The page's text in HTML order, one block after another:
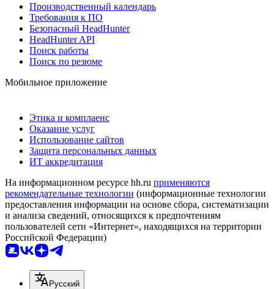
Производственный календарь
Требования к ПО
Безопасный HeadHunter
HeadHunter API
Поиск работы
Поиск по резюме
Мобильное приложение
Этика и комплаенс
Оказание услуг
Использование сайтов
Защита персональных данных
ИТ аккредитация
На информационном ресурсе hh.ru применяются
рекомендательные технологии (информационные технологии
предоставления информации на основе сбора, систематизации
и анализа сведений, относящихся к предпочтениям
пользователей сети «Интернет», находящихся на территории
Российской Федерации)
Русский